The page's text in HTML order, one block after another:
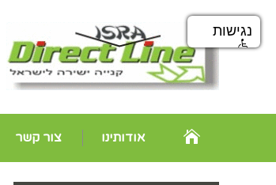
אודותינו צור קשר
נגישות